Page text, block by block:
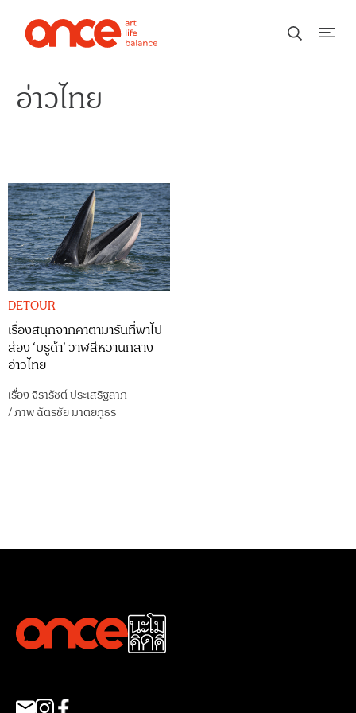
อ่าวไทย
DETOUR
เรื่องสนุกจากคาตามารันที่พาไป
ส่อง ‘บรูด้า’ วาฬสีหวานกลาง
อ่าวไทย
เรื่องจิรารัชต์ ประเสริฐลาภ
/ภาพฉัตรชัย มาตยภูธร